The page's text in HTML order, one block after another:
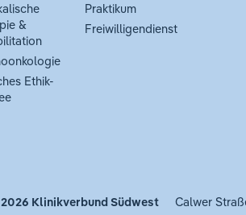
&
Ethik-
Praktikum
Freiwilligendienst
Klinikverbund Südwest Calwer